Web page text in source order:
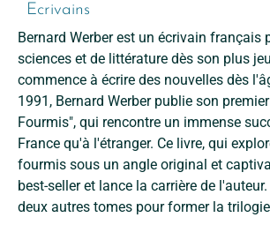
Ecrivains
Bernard Werber est un écrivain français
sciences et de littérature dès son plus
commence à écrire des nouvelles dès
1991, Bernard Werber publie son
Fourmis", qui rencontre un immense
France qu'à l'étranger. Ce livre, qui
fourmis sous un angle original et
best-seller et lance la carrière de
deux autres tomes pour former la